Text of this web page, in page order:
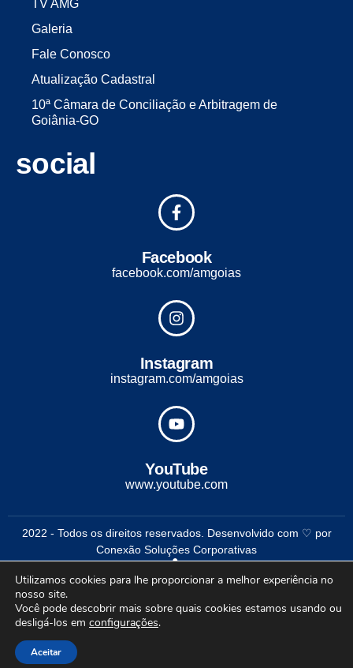
TV AMG
Galeria
Fale Conosco
Atualização Cadastral
10ª Câmara de Conciliação e Arbitragem de
Goiânia-GO
social
Facebook
facebook.com/amgoias
Instagram
instagram.com/amgoias
YouTube
www.youtube.com
2022 - Todos os direitos reservados. Desenvolvido com ♡ por
Conexão Soluções Corporativas
Utilizamos cookies para lhe proporcionar a melhor experiência no
nosso site.
Você pode descobrir mais sobre quais cookies estamos usando ou
desligá-los em configurações.
Aceitar